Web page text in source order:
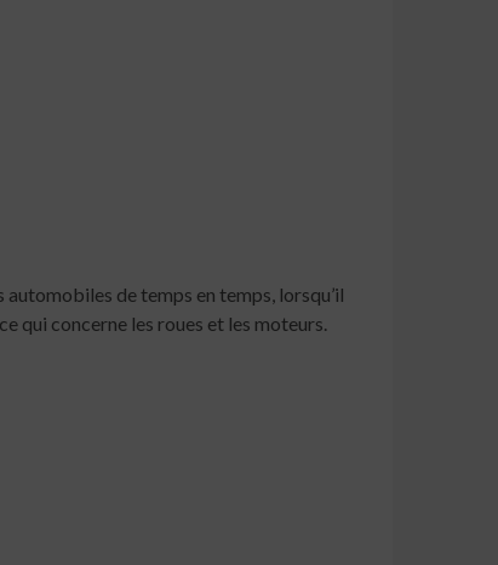
automobiles de temps en temps, lorsqu’il
qui concerne les roues et les moteurs.